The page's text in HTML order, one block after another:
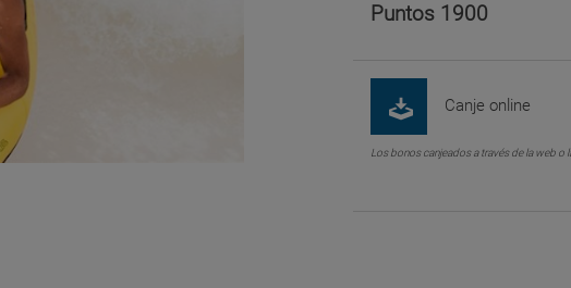
Puntos 1900
Canje online
Los bonos canjeados a través de la web o